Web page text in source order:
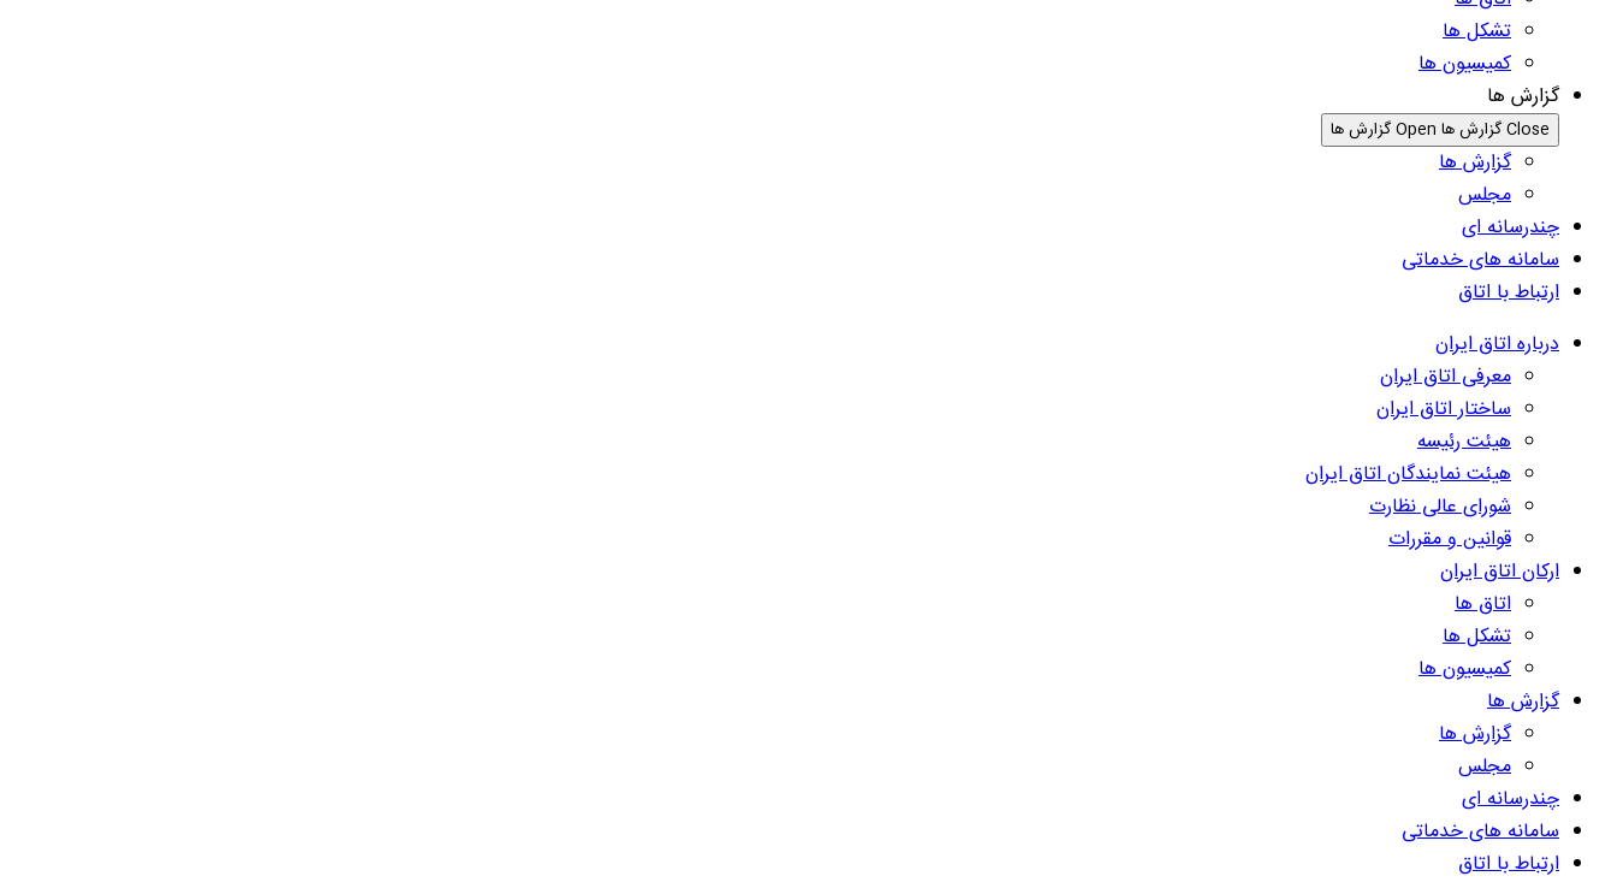
تشکل ها
کمیسیون ها
گزارش ها
Close گزارش ها Open گزارش ها
گزارش ها
مجلس
چندرسانه ای
سامانه های خدماتی
ارتباط با اتاق
درباره اتاق ایران
معرفی اتاق ایران
ساختار اتاق ایران
هیئت رئیسه
هیئت نمایندگان اتاق ایران
شورای عالی نظارت
قوانین و مقررات
ارکان اتاق ایران
اتاق ها
تشکل ها
کمیسیون ها
گزارش ها
گزارش ها
مجلس
چندرسانه ای
سامانه های خدماتی
ارتباط با اتاق